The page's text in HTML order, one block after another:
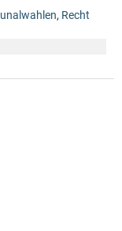
, Recht